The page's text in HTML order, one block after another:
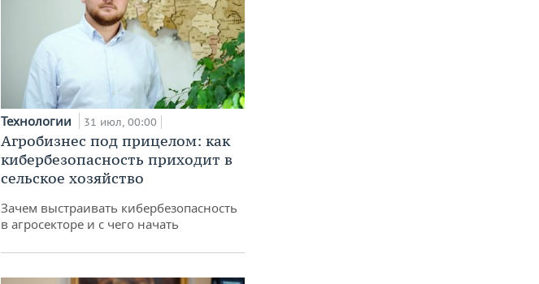
Технологии 31 июл, 00:00
Агробизнес под прицелом: как
кибербезопасность приходит в
сельское хозяйство
Зачем выстраивать кибербезопасность
в агросекторе и с чего начать